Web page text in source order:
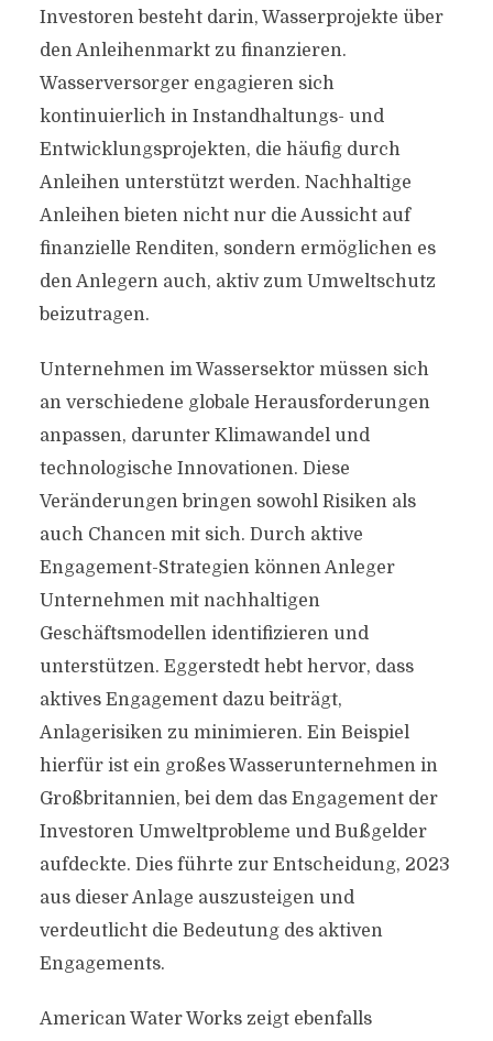
Investoren besteht darin, Wasserprojekte über
den Anleihenmarkt zu finanzieren.
Wasserversorger engagieren sich
kontinuierlich in Instandhaltungs- und
Entwicklungsprojekten, die häufig durch
Anleihen unterstützt werden. Nachhaltige
Anleihen bieten nicht nur die Aussicht auf
finanzielle Renditen, sondern ermöglichen es
den Anlegern auch, aktiv zum Umweltschutz
beizutragen.
Unternehmen im Wassersektor müssen sich
an verschiedene globale Herausforderungen
anpassen, darunter Klimawandel und
technologische Innovationen. Diese
Veränderungen bringen sowohl Risiken als
auch Chancen mit sich. Durch aktive
Engagement-Strategien können Anleger
Unternehmen mit nachhaltigen
Geschäftsmodellen identifizieren und
unterstützen. Eggerstedt hebt hervor, dass
aktives Engagement dazu beiträgt,
Anlagerisiken zu minimieren. Ein Beispiel
hierfür ist ein großes Wasserunternehmen in
Großbritannien, bei dem das Engagement der
Investoren Umweltprobleme und Bußgelder
aufdeckte. Dies führte zur Entscheidung, 2023
aus dieser Anlage auszusteigen und
verdeutlicht die Bedeutung des aktiven
Engagements.
American Water Works zeigt ebenfalls